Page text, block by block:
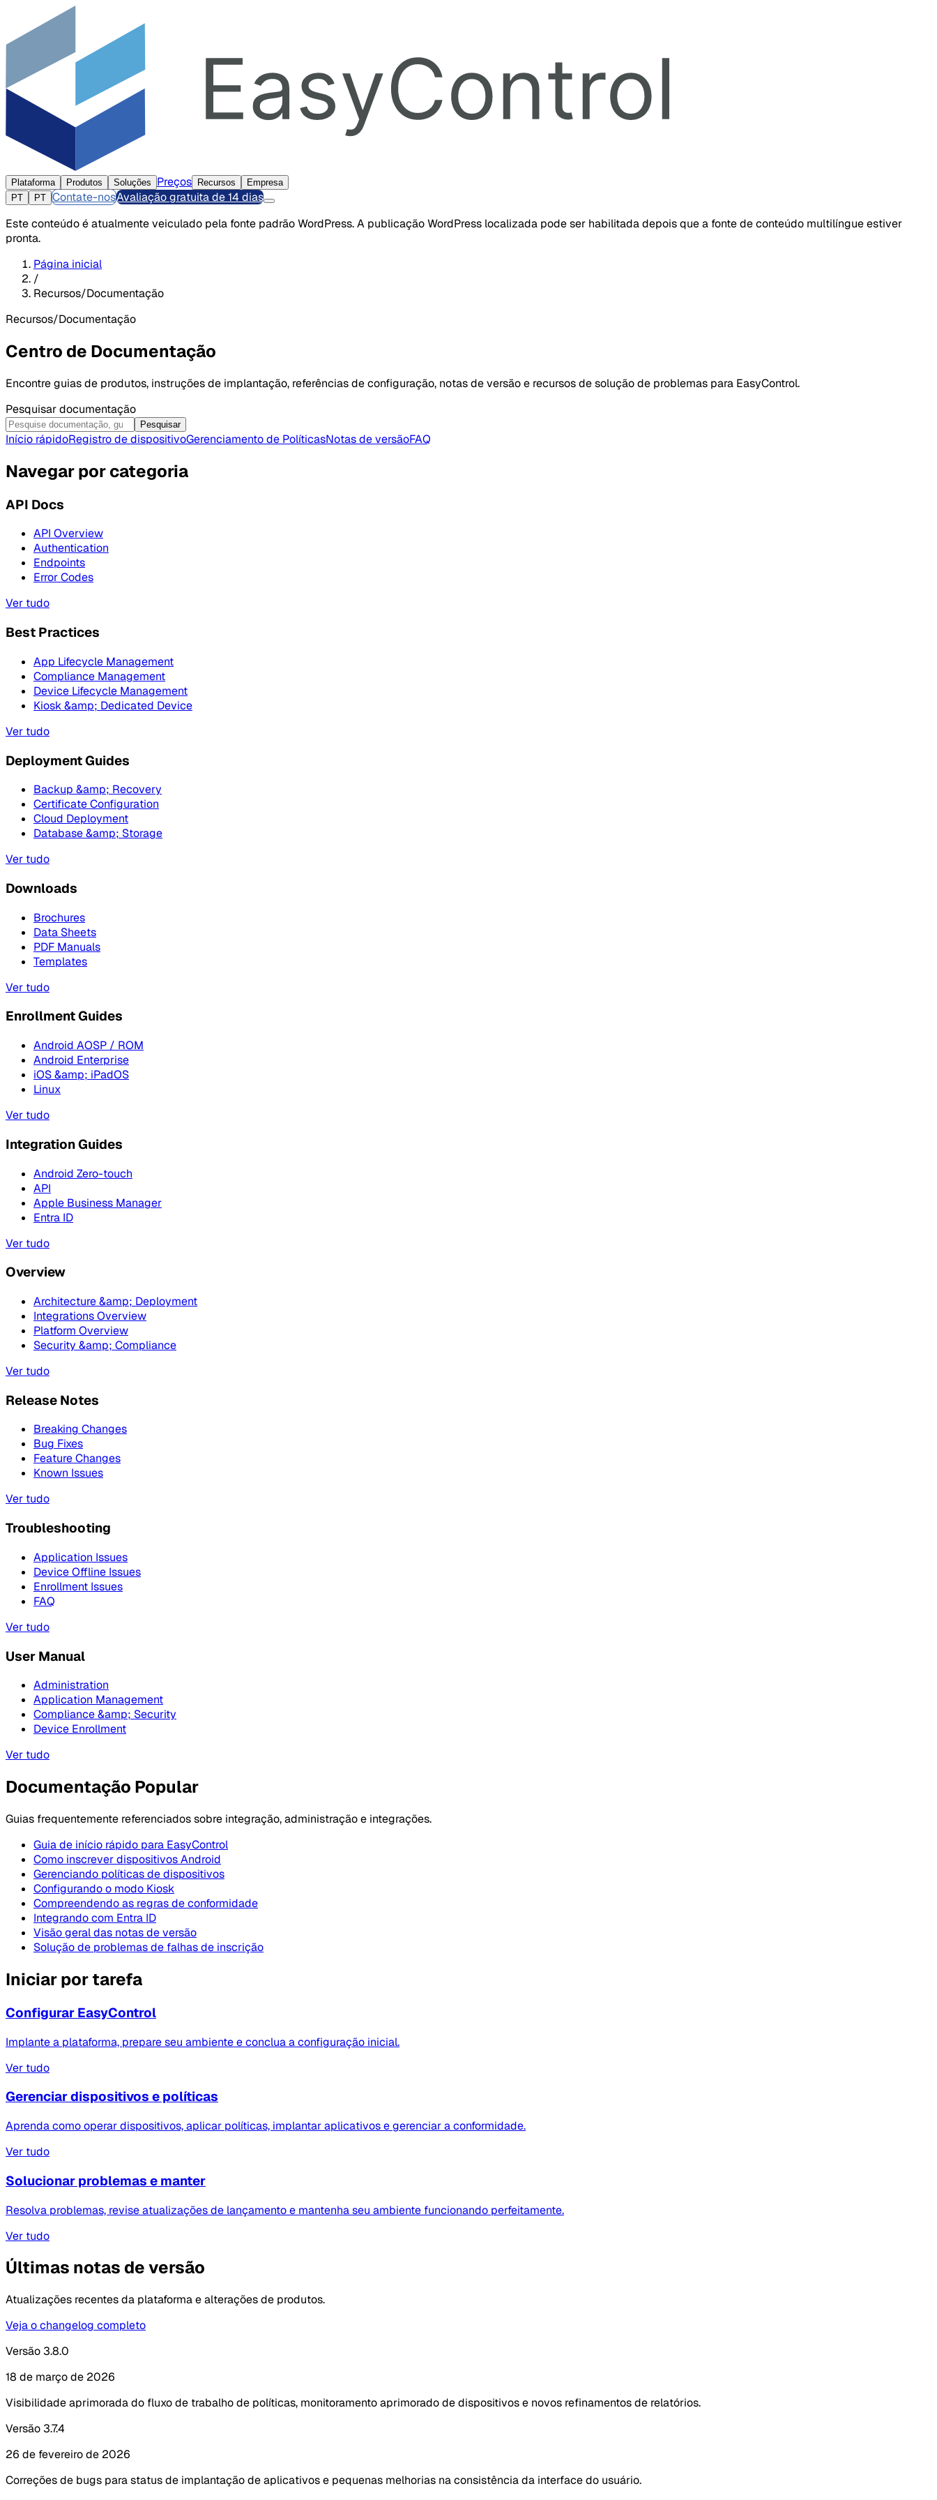
Plataforma Produtos Soluções Preços Recursos
Empresa
PT
PT Contate-nosAvaliação gratuita de 14 dias
Este conteúdo é atualmente veiculado pela fonte padrão WordPress. A publicação WordPress localizada pode ser habilitada depois que a fonte de conteúdo multilíngue estiver
pronta.
Página inicial
/
Recursos/Documentação
Recursos/Documentação
Centro de Documentação
Encontre guias de produtos, instruções de implantação, referências de configuração, notas de versão e recursos de solução de problemas para EasyControl.
Pesquisar documentação
Pesquisar
Início rápidoRegistro de dispositivoGerenciamento de PolíticasNotas de versãoFAQ
Navegar por categoria
API Docs
API Overview
Authentication
Endpoints
Error Codes
Ver tudo
Best Practices
App Lifecycle Management
Compliance Management
Device Lifecycle Management
Kiosk &amp; Dedicated Device
Ver tudo
Deployment Guides
Backup &amp; Recovery
Certificate Configuration
Cloud Deployment
Database &amp; Storage
Ver tudo
Downloads
Brochures
Data Sheets
PDF Manuals
Templates
Ver tudo
Enrollment Guides
Android AOSP / ROM
Android Enterprise
iOS &amp; iPadOS
Linux
Ver tudo
Integration Guides
Android Zero-touch
API
Apple Business Manager
Entra ID
Ver tudo
Overview
Architecture &amp; Deployment
Integrations Overview
Platform Overview
Security &amp; Compliance
Ver tudo
Release Notes
Breaking Changes
Bug Fixes
Feature Changes
Known Issues
Ver tudo
Troubleshooting
Application Issues
Device Offline Issues
Enrollment Issues
FAQ
Ver tudo
User Manual
Administration
Application Management
Compliance &amp; Security
Device Enrollment
Ver tudo
Documentação Popular
Guias frequentemente referenciados sobre integração, administração e integrações.
Guia de início rápido para EasyControl
Como inscrever dispositivos Android
Gerenciando políticas de dispositivos
Configurando o modo Kiosk
Compreendendo as regras de conformidade
Integrando com Entra ID
Visão geral das notas de versão
Solução de problemas de falhas de inscrição
Iniciar por tarefa
Configurar EasyControl
Implante a plataforma, prepare seu ambiente e conclua a configuração inicial.
Ver tudo
Gerenciar dispositivos e políticas
Aprenda como operar dispositivos, aplicar políticas, implantar aplicativos e gerenciar a conformidade.
Ver tudo
Solucionar problemas e manter
Resolva problemas, revise atualizações de lançamento e mantenha seu ambiente funcionando perfeitamente.
Ver tudo
Últimas notas de versão
Atualizações recentes da plataforma e alterações de produtos.
Veja o changelog completo
Versão 3.8.0
18 de março de 2026
Visibilidade aprimorada do fluxo de trabalho de políticas, monitoramento aprimorado de dispositivos e novos refinamentos de relatórios.
Versão 3.7.4
26 de fevereiro de 2026
Correções de bugs para status de implantação de aplicativos e pequenas melhorias na consistência da interface do usuário.